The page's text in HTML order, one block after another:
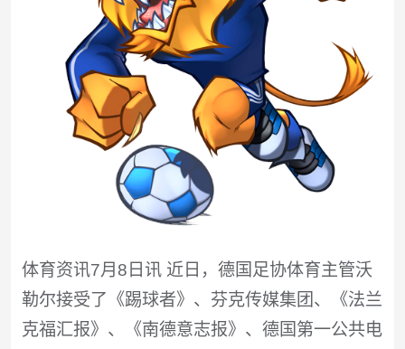
体育资讯7月8日讯 近日，德国足协体育主管沃
勒尔接受了《踢球者》、芬克传媒集团、《法兰
克福汇报》、《南德意志报》、德国第一公共电